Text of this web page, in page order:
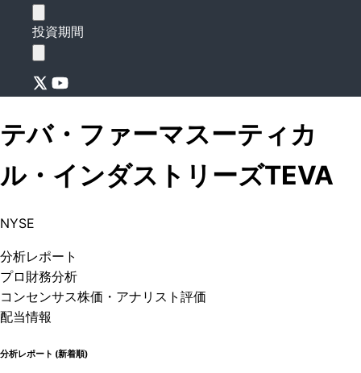
投資期間
テバ・ファーマスーティカ
ル・インダストリーズTEVA
NYSE
分析レポート
プロ 財務分析
コンセンサス株価 ・アナリスト評価
配当情報
分析レポート (新着順)